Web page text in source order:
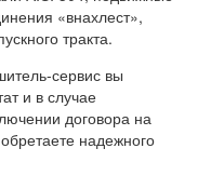
«внахлест»,
тракта.
сервис вы
и в случае
договора на
надежного